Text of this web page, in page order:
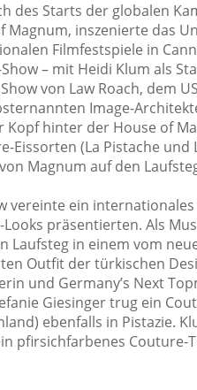
des Starts der globalen
Magnum, inszenierte das
Filmfestspiele in
– mit Heidi Klum als
von Law Roach, dem
Image-
Kopf hinter der House of
Eissorten (La Pistache
Magnum auf den
vereinte ein
präsentierten. Als
Laufsteg in einem vom
Outfit der türkischen
und Germany’s Next
Giesinger trug ein
ebenfalls in Pistazie.
pfirsichfarbenes Couture-